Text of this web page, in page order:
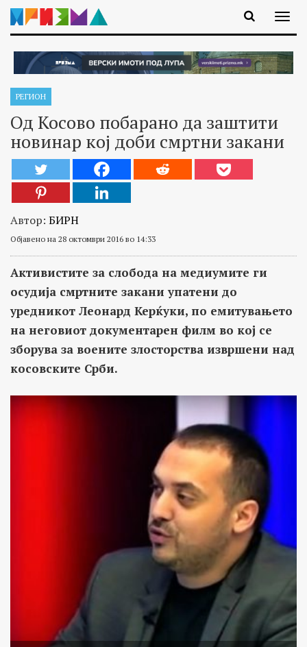
РЕГИОН
Од Косово побарано да заштити
новинар кој доби смртни закани
Автор: БИРН
Објавено на 28 октомври 2016 во 14:33
Активистите за слобода на медиумите ги
осудија смртните закани упатени до
уредникот Леонард Керќуки, по емитувањето
на неговиот документарен филм во кој се
зборува за воените злосторства извршени над
косовските Срби.